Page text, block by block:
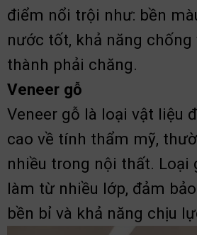
điểm nổi trội như: bền
nước tốt, khả năng chống
thành phải chăng.
Veneer gỗ
Veneer gỗ là loại vật liệu
cao về tính thẩm mỹ,
nhiều trong nội thất. Loại
làm từ nhiều lớp, đảm
bền bỉ và khả năng chịu